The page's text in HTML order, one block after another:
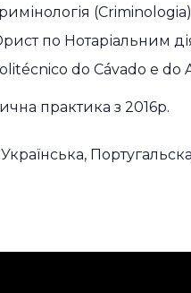
по Нотаріальним
do Cávado e do
практика з 2016р.